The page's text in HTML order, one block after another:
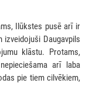
Ilūkstes pusē arī ir
izveidojuši Daugavpils
klāstu. Protams,
arī laba
pie tiem cilvēkiem,